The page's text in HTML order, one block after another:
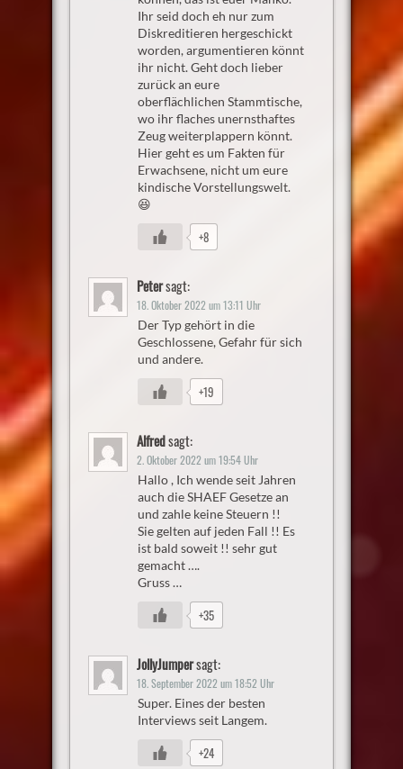
Ihr seid doch eh nur zum
Diskreditieren hergeschickt
worden, argumentieren könnt
ihr nicht. Geht doch lieber
zurück an eure
oberflächlichen Stammtische,
wo ihr flaches unernsthaftes
Zeug weiterplappern könnt.
Hier geht es um Fakten für
Erwachsene, nicht um eure
kindische Vorstellungswelt.
😆
+8
Petersagt:
18. Oktober 2022 um 13:11 Uhr
Der Typ gehört in die
Geschlossene, Gefahr für sich
und andere.
+19
Alfredsagt:
2. Oktober 2022 um 19:54 Uhr
Hallo , Ich wende seit Jahren
auch die SHAEF Gesetze an
und zahle keine Steuern !!
Sie gelten auf jeden Fall !! Es
ist bald soweit !! sehr gut
gemacht ….
Gruss …
+35
JollyJumpersagt:
18. September 2022 um 18:52 Uhr
Super. Eines der besten
Interviews seit Langem.
+24